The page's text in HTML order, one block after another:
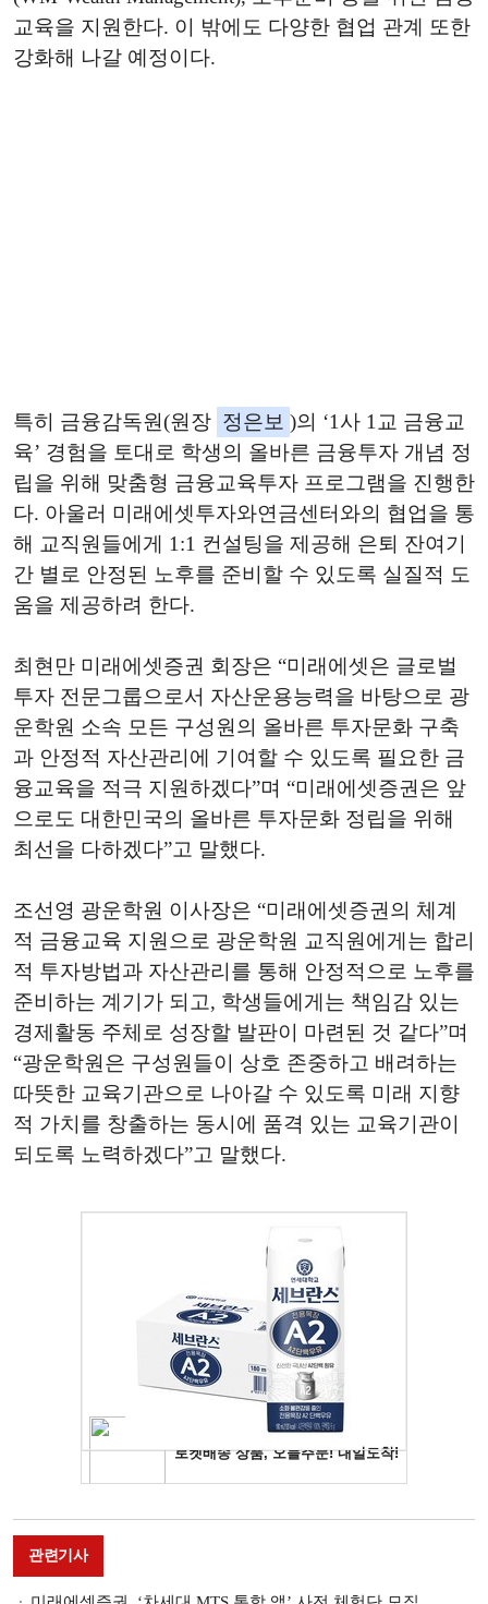
교육을 지원한다. 이 밖에도 다양한 협업 관계 또한
강화해 나갈 예정이다.
특히 금융감독원(원장 정은보 )의 ‘1사 1교 금융교
육’ 경험을 토대로 학생의 올바른 금융투자 개념 정
립을 위해 맞춤형 금융교육투자 프로그램을 진행한
다. 아울러 미래에셋투자와연금센터와의 협업을 통
해 교직원들에게 1:1 컨설팅을 제공해 은퇴 잔여기
간 별로 안정된 노후를 준비할 수 있도록 실질적 도
움을 제공하려 한다.
최현만 미래에셋증권 회장은 “미래에셋은 글로벌
투자 전문그룹으로서 자산운용능력을 바탕으로 광
운학원 소속 모든 구성원의 올바른 투자문화 구축
과 안정적 자산관리에 기여할 수 있도록 필요한 금
융교육을 적극 지원하겠다”며 “미래에셋증권은 앞
으로도 대한민국의 올바른 투자문화 정립을 위해
최선을 다하겠다”고 말했다.
조선영 광운학원 이사장은 “미래에셋증권의 체계
적 금융교육 지원으로 광운학원 교직원에게는 합리
적 투자방법과 자산관리를 통해 안정적으로 노후를
준비하는 계기가 되고, 학생들에게는 책임감 있는
경제활동 주체로 성장할 발판이 마련된 것 같다”며
“광운학원은 구성원들이 상호 존중하고 배려하는
따뜻한 교육기관으로 나아갈 수 있도록 미래 지향
적 가치를 창출하는 동시에 품격 있는 교육기관이
되도록 노력하겠다”고 말했다.
관련기사